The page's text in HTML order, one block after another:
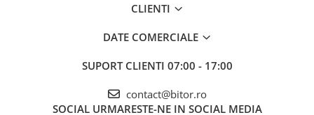
Surse de alimentare
Ventilatoare & Sisteme de Răcire
Ventilatoare & Sisteme de Răcire
CLIENTI
DATE COMERCIALE
SUPORT CLIENTI 07:00 - 17:00
contact@bitor.ro
SOCIAL URMARESTE-NE IN SOCIAL MEDIA